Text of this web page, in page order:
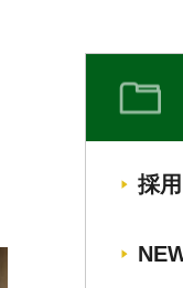
採